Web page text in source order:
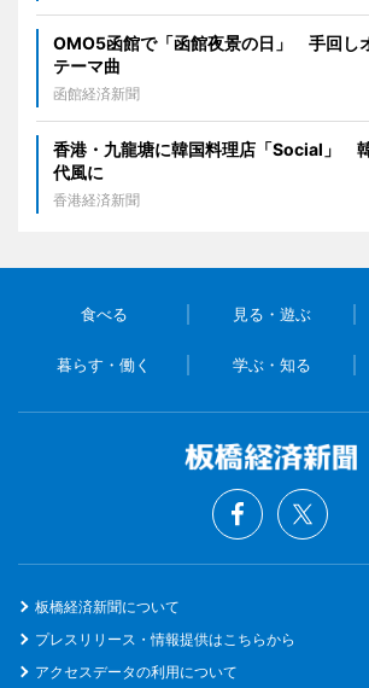
OMO5函館で「函館夜景の日」 手回し
テーマ曲
函館経済新聞
香港・九龍塘に韓国料理店「Social」
代風に
香港経済新聞
食べる 見る・遊ぶ
暮らす・働く 学ぶ・知る
板橋経済新聞について
プレスリリース・情報提供はこちらから
アクセスデータの利用について